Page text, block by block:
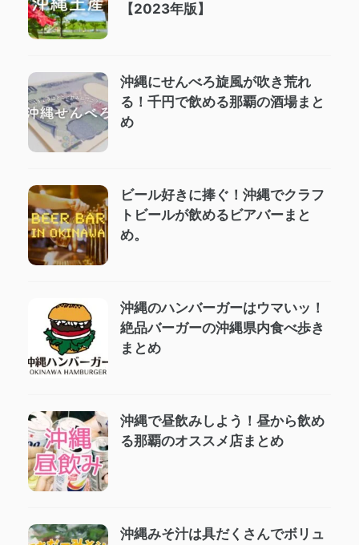
【2023年版】
沖縄にせんべろ旋風が吹き荒れ
る！千円で飲める那覇の酒場まと
め
ビール好きに捧ぐ！沖縄でクラフ
トビールが飲めるビアバーまと
め。
沖縄のハンバーガーはウマいッ！
絶品バーガーの沖縄県内食べ歩き
まとめ
沖縄で昼飲みしよう！昼から飲め
る那覇のオススメ店まとめ
沖縄みそ汁は具だくさんでボリュ